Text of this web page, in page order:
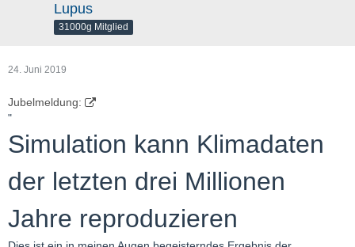
Lupus
31000g Mitglied
24. Juni 2019
Jubelmeldung:
"
Simulation kann Klimadaten
der letzten drei Millionen
Jahre reproduzieren